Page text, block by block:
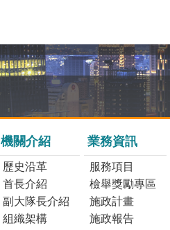
機關介紹
歷史沿革
首長介紹
副大隊長介紹
組織架構
業務資訊
服務項目
檢舉獎勵專區
施政計畫
施政報告